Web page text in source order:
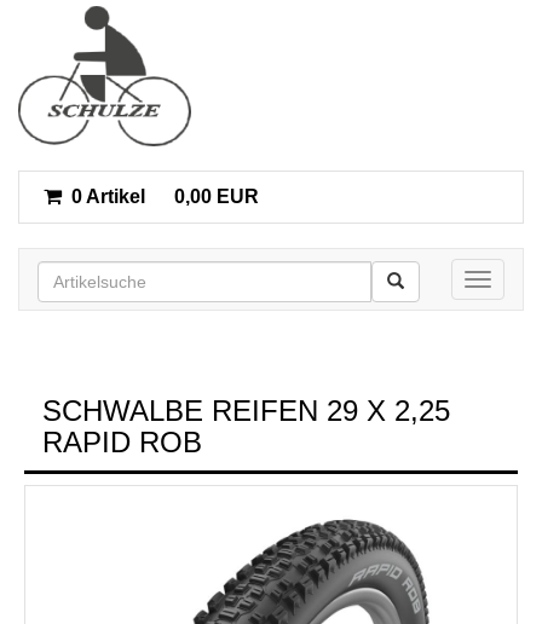
0 Artikel 0,00 EUR
Toggle
SCHWALBE REIFEN 29 X 2,25
RAPID ROB